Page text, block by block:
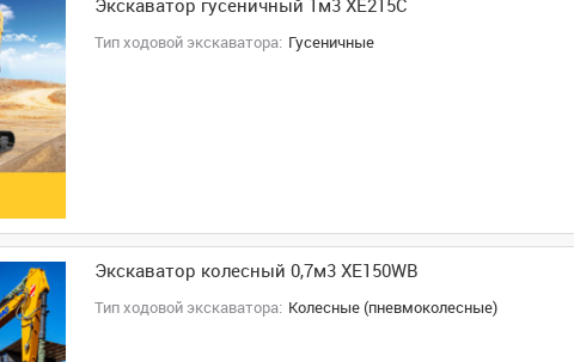
Экскаватор гусеничный 1м3 XE215C
Тип ходовой экскаватора: Гусеничные
Экскаватор колесный 0,7м3 XE150WB
Тип ходовой экскаватора: Колесные (пневмоколесные)